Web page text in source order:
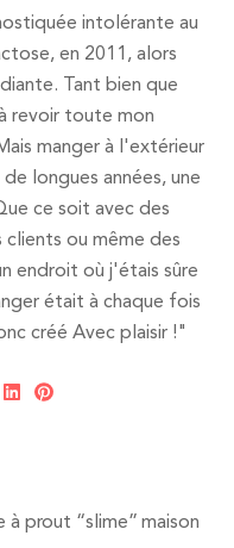
intolérante au
en 2011, alors
Tant bien que
revoir toute mon
manger à l'extérieur
longues années, une
ce soit avec des
clients ou même des
endroit où j'étais sûre
était à chaque fois
créé Avec plaisir !"
prout “slime” maison